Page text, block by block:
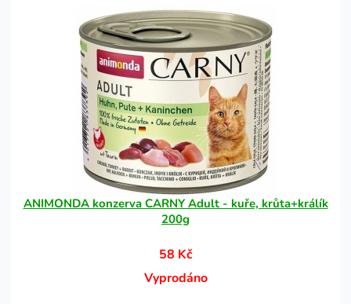
ANIMONDA konzerva CARNY Adult - kuře, krůta+králík
200g
58 Kč
Vyprodáno